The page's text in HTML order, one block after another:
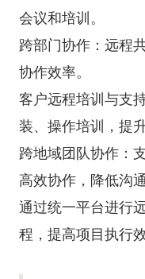
会议和培训。
跨部门协作：远程
协作效率。
客户远程培训与支
装、操作培训，提
跨地域团队协作：
高效协作，降低沟
通过统一平台进行
程，提高项目执行